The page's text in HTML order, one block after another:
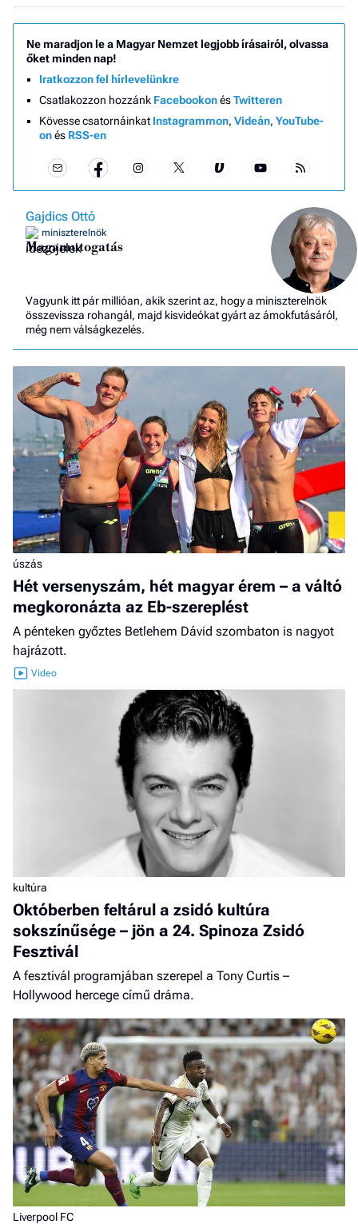
Ne maradjon le a Magyar Nemzet legjobb írásairól, olvassa
őket minden nap!
Iratkozzon fel hírlevelünkre
Csatlakozzon hozzánk FacebookonésTwitteren
Kövesse csatornáinkat Instagrammon, Videán, YouTube-
onés RSS-en
Gajdics Ottó
miniszterelnök
Magamutogatás
Vagyunk itt pár millióan, akik szerint az, hogy a miniszterelnök
összevissza rohangál, majd kisvideókat gyárt az ámokfutásáról,
még nem válságkezelés.
úszás
Hét versenyszám, hét magyar érem – a váltó
megkoronázta az Eb-szereplést
A pénteken győztes Betlehem Dávid szombaton is nagyot
hajrázott.
kultúra
Októberben feltárul a zsidó kultúra
sokszínűsége – jön a 24. Spinoza Zsidó
Fesztivál
A fesztivál programjában szerepel a Tony Curtis –
Hollywood hercege című dráma.
Liverpool FC